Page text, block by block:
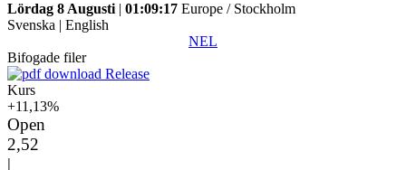
Lördag 8 Augusti | 01:09:17 Europe / Stockholm
Svenska | English
NEL
Bifogade filer
Release
Kurs
+11,13%
Open
2,52
|